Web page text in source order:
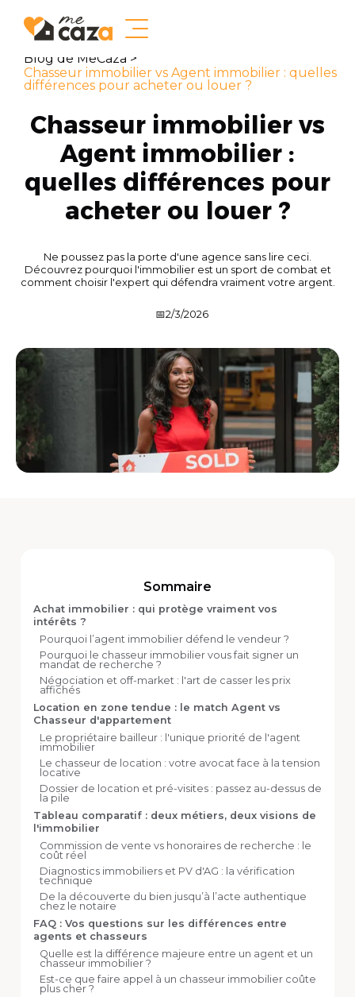
Blog de MeCaza >
Chasseur immobilier vs Agent immobilier : quelles
différences pour acheter ou louer ?
Chasseur immobilier vs
Agent immobilier :
quelles différences pour
acheter ou louer ?
Ne poussez pas la porte d'une agence sans lire ceci.
Découvrez pourquoi l'immobilier est un sport de combat et
comment choisir l'expert qui défendra vraiment votre argent.
📅2/3/2026
Sommaire
Achat immobilier : qui protège vraiment vos
intérêts ?
Pourquoi l’agent immobilier défend le vendeur ?
Pourquoi le chasseur immobilier vous fait signer un
mandat de recherche ?
Négociation et off-market : l'art de casser les prix
affichés
Location en zone tendue : le match Agent vs
Chasseur d'appartement
Le propriétaire bailleur : l'unique priorité de l'agent
immobilier
Le chasseur de location : votre avocat face à la tension
locative
Dossier de location et pré-visites : passez au-dessus de
la pile
Tableau comparatif : deux métiers, deux visions de
l'immobilier
Commission de vente vs honoraires de recherche : le
coût réel
Diagnostics immobiliers et PV d'AG : la vérification
technique
De la découverte du bien jusqu’à l’acte authentique
chez le notaire
FAQ : Vos questions sur les différences entre
agents et chasseurs
Quelle est la différence majeure entre un agent et un
chasseur immobilier ?
Est-ce que faire appel à un chasseur immobilier coûte
plus cher ?